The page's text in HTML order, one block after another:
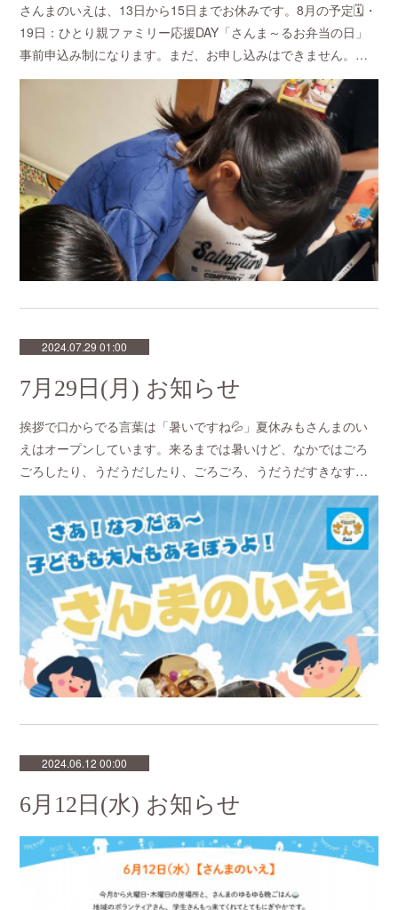
さんまのいえは、13日から15日までお休みです。8月の予定🗓️・
19日：ひとり親ファミリー応援DAY「さんま～るお弁当の日」
事前申込み制になります。まだ、お申し込みはできません。…
2024.07.29 01:00
7月29日(月) お知らせ
挨拶で口からでる言葉は「暑いですね💦」夏休みもさんまのい
えはオープンしています。来るまでは暑いけど、なかではごろ
ごろしたり、うだうだしたり、ごろごろ、うだうだすきなす…
2024.06.12 00:00
6月12日(水) お知らせ